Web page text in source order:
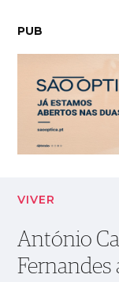
PUB
António Casalinho
feira em Leiria
VIVER
António